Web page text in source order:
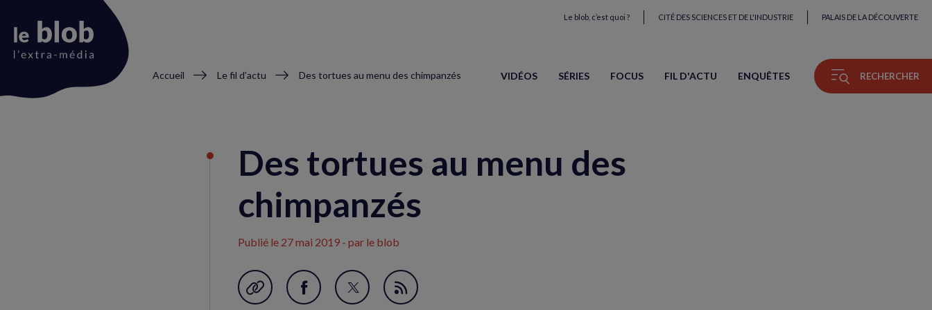
Le blob, c’est quoi ? CITÉ DES SCIENCES ET DE L'INDUSTRIE PALAIS DE LA DÉCOUVERTE
VIDÉOS SÉRIES FOCUS FIL D'ACTU ENQUÊTES RECHERCHER
Fil
Accueil Le fil d’actu Des tortues au menu des chimpanzés
Des tortues au menu des
chimpanzés
Publié le 27 mai 2019 - par le blob
Garder en favori
Partager
Partager
Flux